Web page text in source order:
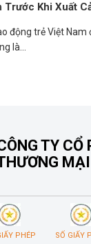
Trước Khi Xuất
động trẻ Việt
là...
TY CỔ
PHÉP SỐ GIẤY